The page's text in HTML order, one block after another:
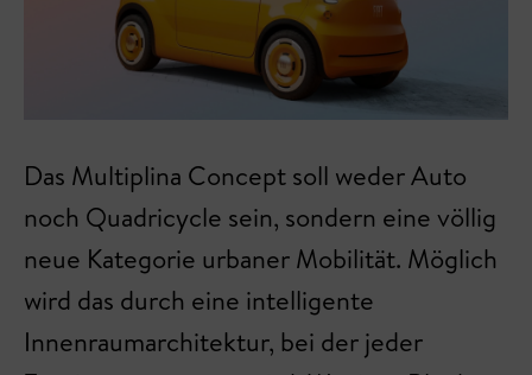
Das Multiplina Concept soll weder Auto
noch Quadricycle sein, sondern eine völlig
neue Kategorie urbaner Mobilität. Möglich
wird das durch eine intelligente
Innenraumarchitektur, bei der jeder